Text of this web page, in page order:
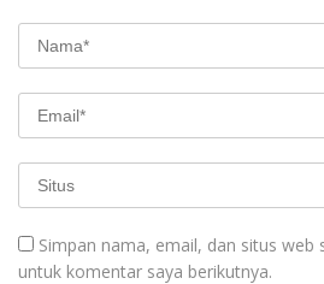
Simpan nama, email, dan situs web
untuk komentar saya berikutnya.